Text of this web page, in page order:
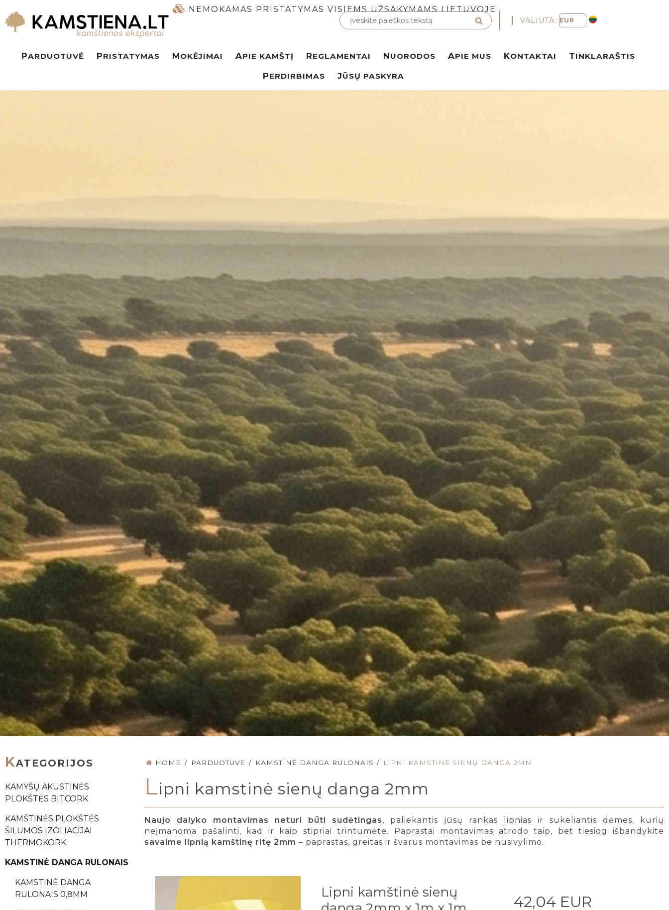
NEMOKAMAS PRISTATYMAS VISIEMS UŽSAKYMAMS LIETUVOJE
VALIUTA:
PARDUOTUVĖ PRISTATYMAS MOKĖJIMAI APIE KAMŠTĮ REGLAMENTAI NUORODOS APIE MUS KONTAKTAI TINKLARAŠTIS
PERDIRBIMAS JŪSŲ PASKYRA
KATEGORIJOS
KAMYŠŲ AKUSTINĖS
PLOKŠTĖS BITCORK
KAMŠTINĖS PLOKŠTĖS
ŠILUMOS IZOLIACIJAI
THERMOKORK
KAMSTINĖ DANGA RULONAIS
KAMSTINĖ DANGA
RULONAIS 0,8MM
HOME / PARDUOTUVE / KAMSTINĖ DANGA RULONAIS / LIPNI KAMSTINĖ SIENŲ DANGA 2MM
Lipni kamstinė sienų danga 2mm
Naujo dalyko montavimas neturi būti sudėtingas, paliekantis jūsų rankas lipnias ir sukeliantis dėmes, kurių
neįmanoma pašalinti, kad ir kaip stipriai trintumėte. Paprastai montavimas atrodo taip, bet tiesiog išbandykite
savaime lipnią kamštinę ritę 2mm – paprastas, greitas ir švarus montavimas be nusivylimo.
Lipni kamštinė sienų
42,04 EUR